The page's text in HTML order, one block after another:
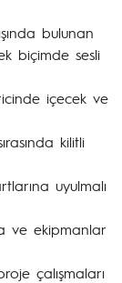
bulunan
biçimde sesli
içecek ve
kilitli
uyulmalı
ve ekipmanlar
çalışmaları